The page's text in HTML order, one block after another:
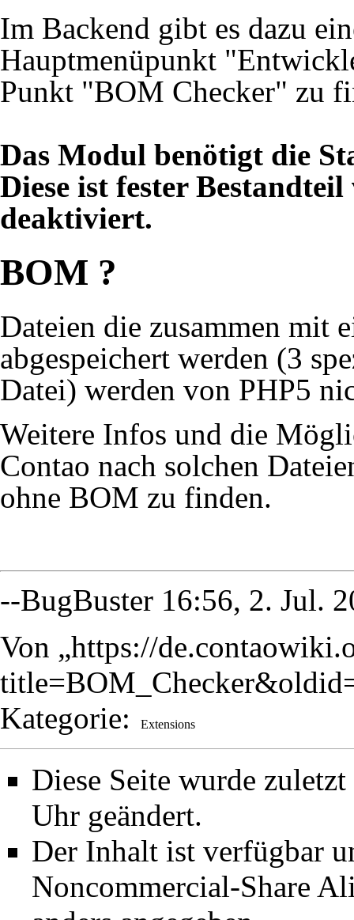
Im Backend gibt es dazu
Hauptmenüpunkt
Punkt "BOM Checker" zu
Das Modul benötigt die
Diese ist fester
deaktiviert.
BOM ?
Dateien die zusammen mit
abgespeichert werden (3
Datei) werden von PHP5
Weitere Infos und die
Contao nach solchen
ohne BOM zu finden.
--BugBuster 16:56, 2. Jul.
Von „https://
Kategorie: Extensions
Diese Seite wurde
Uhr geändert.
Der Inhalt ist verfügbar
Noncommercial-Share